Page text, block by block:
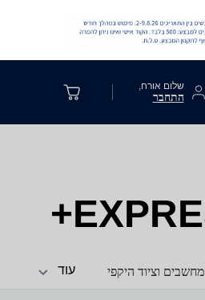
שלום אורח,
התחבר
מחשבים וציוד היקפי עוד